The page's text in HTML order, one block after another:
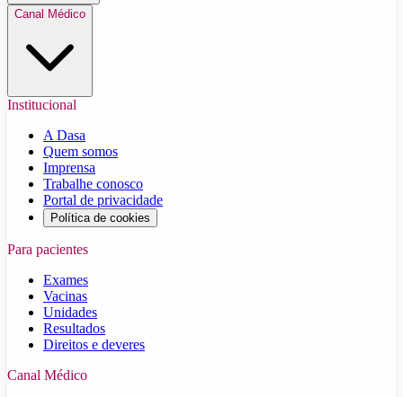
Canal Médico
Institucional
A Dasa
Quem somos
Imprensa
Trabalhe conosco
Portal de privacidade
Política de cookies
Para pacientes
Exames
Vacinas
Unidades
Resultados
Direitos e deveres
Canal Médico